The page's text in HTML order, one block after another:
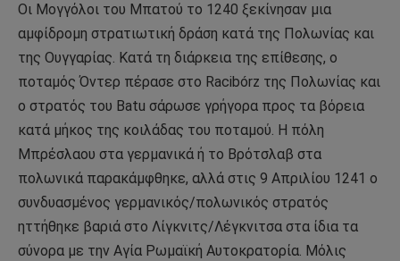
Οι Μογγόλοι του Μπατού το 1240 ξεκίνησαν μια
αμφίδρομη στρατιωτική δράση κατά της Πολωνίας και
της Ουγγαρίας. Κατά τη διάρκεια της επίθεσης, ο
ποταμός Όντερ πέρασε στο Racibórz της Πολωνίας και
ο στρατός του Batu σάρωσε γρήγορα προς τα βόρεια
κατά μήκος της κοιλάδας του ποταμού. Η πόλη
Μπρέσλαου στα γερμανικά ή το Βρότσλαβ στα
πολωνικά παρακάμφθηκε, αλλά στις 9 Απριλίου 1241 ο
συνδυασμένος γερμανικός/πολωνικός στρατός
ηττήθηκε βαριά στο Λίγκνιτς/Λέγκνιτσα στα ίδια τα
σύνορα με την Αγία Ρωμαϊκή Αυτοκρατορία. Μόλις